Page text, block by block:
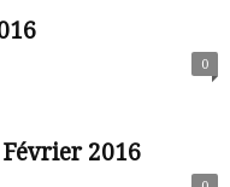
0
2016